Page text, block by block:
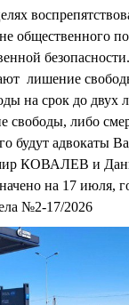
общественного
лишение
на срок до двух
свободы, либо
будут адвокаты
КОВАЛЕВ и
на 17 июля,
№2-17/2026